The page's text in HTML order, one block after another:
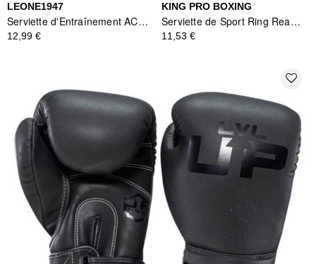
LEONE1947
Serviette d'Entraînement AC915 Noir Leone1947
12,99 €
KING PRO BOXING
Serviette de Sport Ring Ready Noir/Blanc King Pro Boxing
11,53 €
favorite_border